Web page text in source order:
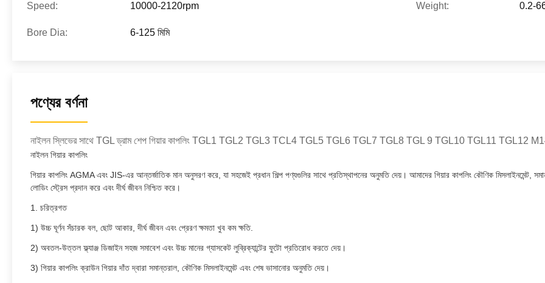
Speed: 10000-2120rpm Weight: 0.2-
Bore Dia: 6-125 মিমি
পণ্যের বর্ণনা
নাইলন স্লিভের সাথে TGL ড্রাম শেপ গিয়ার কাপলিং TGL1 TGL2 TGL3 TCL4 TGL5 TGL6 TGL7 TGL8 TGL 9 TGL10 TGL11
নাইলন গিয়ার কাপলিং
গিয়ার কাপলিং AGMA এবং JIS-এর আন্তর্জাতিক মান অনুসরণ করে, যা সহজেই প্রধান শিল্প পণ্যগুলির সাথে প্রতিস্থাপনের অনুমতি দেয়। আমাদের গিয়ার কাপলিং কৌণিক মিসলাইনমেন্ট,
লোডিং স্ট্রেস প্রদান করে এবং দীর্ঘ জীবন নিশ্চিত করে।
1. চরিত্রগত
1) উচ্চ ঘূর্ণন সঁচারক বল, ছোট আকার, দীর্ঘ জীবন এবং প্রেরণ ক্ষমতা খুব কম ক্ষতি.
2) অবতল-উত্তল ফ্ল্যাঞ্জ ডিজাইন সহজ সমাবেশ এবং উচ্চ মানের গ্যাসকেট লুব্রিক্যান্টের ফুটো প্রতিরোধ করতে দেয়।
3) গিয়ার কাপলিং ক্রাউন গিয়ার দাঁত দ্বারা সমান্তরাল, কৌণিক মিসলাইনমেন্ট এবং শেষ ভাসানোর অনুমতি দেয়।